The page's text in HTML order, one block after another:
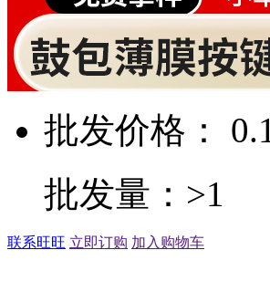
批发价格： 0.1
批发量：>1
联系旺旺 立即订购 加入购物车